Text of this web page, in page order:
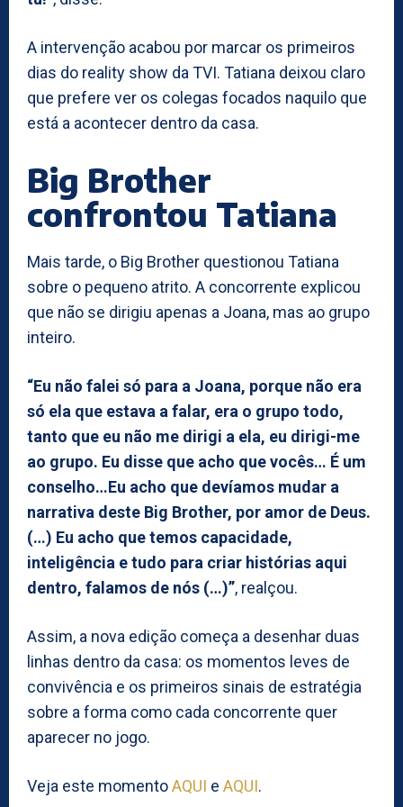
A intervenção acabou por marcar os primeiros
dias do reality show da TVI. Tatiana deixou claro
que prefere ver os colegas focados naquilo que
está a acontecer dentro da casa.
Big Brother
confrontou Tatiana
Mais tarde, o Big Brother questionou Tatiana
sobre o pequeno atrito. A concorrente explicou
que não se dirigiu apenas a Joana, mas ao grupo
inteiro.
“Eu não falei só para a Joana, porque não era
só ela que estava a falar, era o grupo todo,
tanto que eu não me dirigi a ela, eu dirigi-me
ao grupo. Eu disse que acho que vocês… É um
conselho…Eu acho que devíamos mudar a
narrativa deste Big Brother, por amor de Deus.
(…) Eu acho que temos capacidade,
inteligência e tudo para criar histórias aqui
dentro, falamos de nós (…)”, realçou.
Assim, a nova edição começa a desenhar duas
linhas dentro da casa: os momentos leves de
convivência e os primeiros sinais de estratégia
sobre a forma como cada concorrente quer
aparecer no jogo.
Veja este momentoAQUI e AQUI.